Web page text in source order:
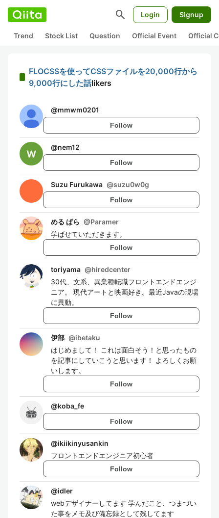
search Login Signup
Trend Stock List Question Official Event Official
FLOCSSを使ってCSSファイルを20,000行から
9,000行にした話likers
@mmwm0201
Follow
@nem12
Follow
Suzu Furukawa @suzu0w0g
Follow
める ぱら @Paramer
学ばせていただきます。
Follow
toriyama @hiredcenter
30代、文系、異業種転職フロントエンドエンジ
ニア。 現代アートと映画好き。最近Javaの現場
に異動。
Follow
伊部 @ibetaku
はじめまして！ これは面白そう！と思ったもの
を記事にしていこうと思います！ よろしくお願
いします。
Follow
@koba_fe
Follow
@ikiikinyusankin
フロントエンドエンジニア初心者
Follow
@idler
webデザイナーしてます 学んだこと、つまづい
た事をメモ及び備忘録として残してます